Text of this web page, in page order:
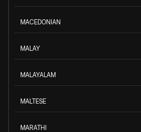
MACEDONIAN
MALAY
MALAYALAM
MALTESE
MARATHI